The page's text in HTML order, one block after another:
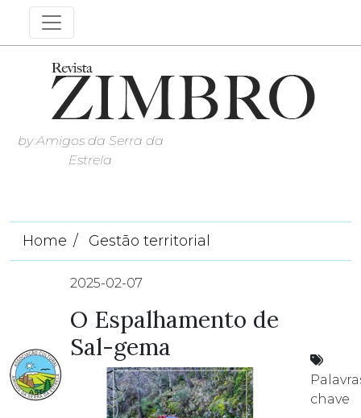
by Amigos da Serra da
Estrela
Home Gestão territorial
2025-02-07
O Espalhamento de
Sal-gema
chave